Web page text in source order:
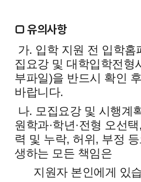
□ 유의사항
가. 입학 지원 전 입학홈
집요강 및 대학입학전형
부파일)을 반드시 확인
바랍니다.
나. 모집요강 및 시행계
원학과·학년·전형 오선
력 및 누락, 허위, 부정
생하는 모든 책임은
지원자 본인에게 있